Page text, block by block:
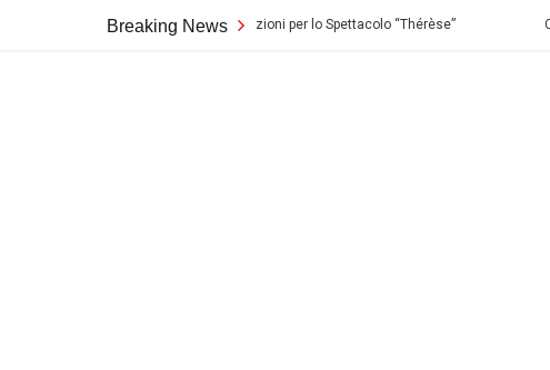
Breaking News
Teatro Biondo di Palermo: Audizioni per lo Spettacolo “Thérèse” Casting in